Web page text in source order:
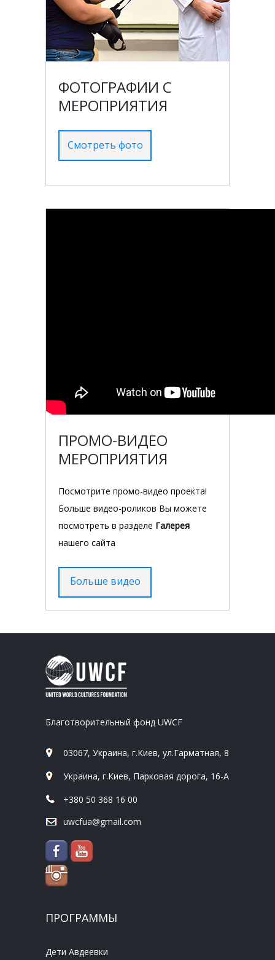
ФОТОГРАФИИ С
МЕРОПРИЯТИЯ
Смотреть фото
ПРОМО-ВИДЕО
МЕРОПРИЯТИЯ
Посмотрите промо-видео проекта!
Больше видео-роликов Вы можете
посмотреть в разделе Галерея
нашего сайта
Больше видео
Благотворительный фонд UWCF
03067, Украина, г.Киев, ул.Гарматная, 8
Украина, г.Киев, Парковая дорога, 16-А
+380 50 368 16 00
uwcfua@gmail.com
ПРОГРАММЫ
Дети Авдеевки